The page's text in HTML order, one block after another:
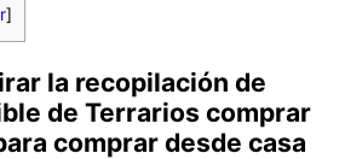
]
la recopilación de
de Terrarios comprar
comprar desde casa